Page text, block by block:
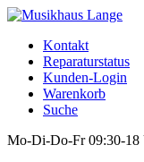
Kontakt
Reparaturstatus
Kunden-Login
Warenkorb
Suche
Mo-Di-Do-Fr 09:30-18